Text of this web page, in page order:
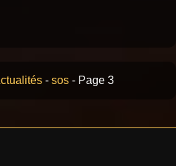
- sos - Page 3